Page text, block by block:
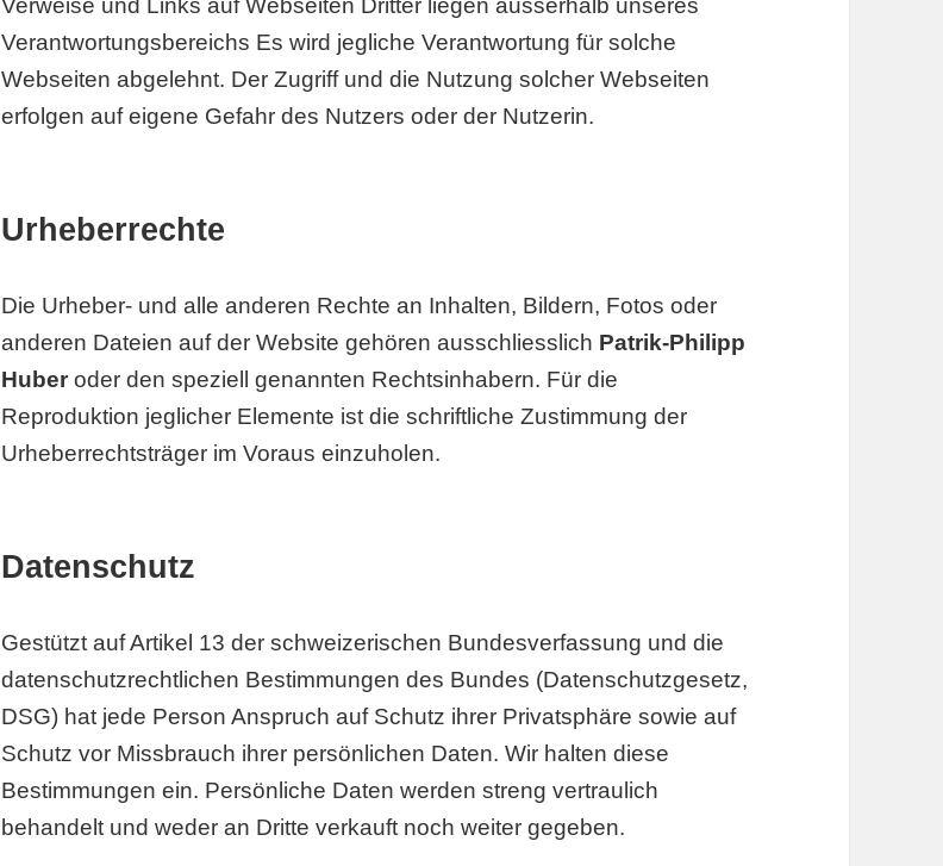
Verweise und Links auf Webseiten Dritter liegen ausserhalb unseres
Verantwortungsbereichs Es wird jegliche Verantwortung für solche
Webseiten abgelehnt. Der Zugriff und die Nutzung solcher Webseiten
erfolgen auf eigene Gefahr des Nutzers oder der Nutzerin.
Urheberrechte
Die Urheber- und alle anderen Rechte an Inhalten, Bildern, Fotos oder
anderen Dateien auf der Website gehören ausschliesslich Patrik-Philipp
Huber oder den speziell genannten Rechtsinhabern. Für die
Reproduktion jeglicher Elemente ist die schriftliche Zustimmung der
Urheberrechtsträger im Voraus einzuholen.
Datenschutz
Gestützt auf Artikel 13 der schweizerischen Bundesverfassung und die
datenschutzrechtlichen Bestimmungen des Bundes (Datenschutzgesetz,
DSG) hat jede Person Anspruch auf Schutz ihrer Privatsphäre sowie auf
Schutz vor Missbrauch ihrer persönlichen Daten. Wir halten diese
Bestimmungen ein. Persönliche Daten werden streng vertraulich
behandelt und weder an Dritte verkauft noch weiter gegeben.